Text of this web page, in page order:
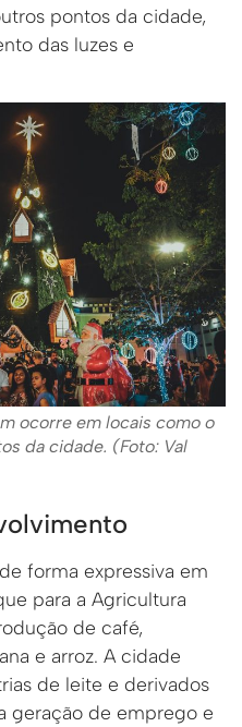
pontos da cidade,
das luzes e
ocorre em locais como o
da cidade. (Foto: Val
forma expressiva em
para a Agricultura
de café,
e arroz. A cidade
de leite e derivados
geração de emprego e